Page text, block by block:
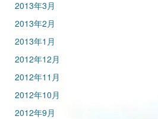
2013年3月
2013年2月
2013年1月
2012年12月
2012年11月
2012年10月
2012年9月